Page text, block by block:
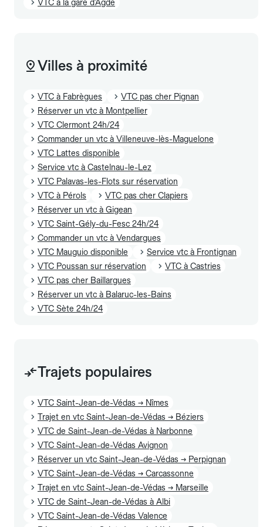
VTC à la gare d'Agde
Villes à proximité
VTC à Fabrègues
VTC pas cher Pignan
Réserver un vtc à Montpellier
VTC Clermont 24h/24
Commander un vtc à Villeneuve-lès-Maguelone
VTC Lattes disponible
Service vtc à Castelnau-le-Lez
VTC Palavas-les-Flots sur réservation
VTC à Pérols
VTC pas cher Clapiers
Réserver un vtc à Gigean
VTC Saint-Gély-du-Fesc 24h/24
Commander un vtc à Vendargues
VTC Mauguio disponible
Service vtc à Frontignan
VTC Poussan sur réservation
VTC à Castries
VTC pas cher Baillargues
Réserver un vtc à Balaruc-les-Bains
VTC Sète 24h/24
Trajets populaires
VTC Saint-Jean-de-Védas → Nîmes
Trajet en vtc Saint-Jean-de-Védas → Béziers
VTC de Saint-Jean-de-Védas à Narbonne
VTC Saint-Jean-de-Védas Avignon
Réserver un vtc Saint-Jean-de-Védas → Perpignan
VTC Saint-Jean-de-Védas → Carcassonne
Trajet en vtc Saint-Jean-de-Védas → Marseille
VTC de Saint-Jean-de-Védas à Albi
VTC Saint-Jean-de-Védas Valence